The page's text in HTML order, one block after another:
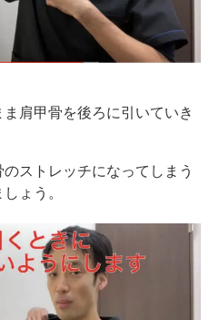
肩甲骨を後ろに引いていき
ストレッチになってしまう
ょう。